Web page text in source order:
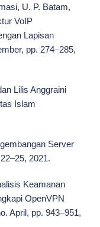
U. P. Batam,
VoIP
Lapisan
pp. 274–285,
Lilis Anggraini
Islam
Server
2021.
Keamanan
OpenVPN
April, pp. 943–951,